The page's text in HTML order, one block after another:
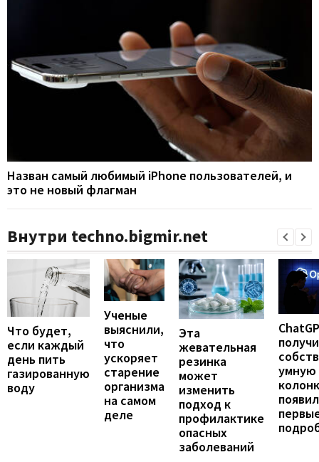
Назван самый любимый iPhone пользователей, и
это не новый флагман
Внутри techno.bigmir.net
Что будет,
если каждый
день пить
газированную
воду
Ученые
выяснили,
что
ускоряет
старение
организма
на самом
деле
Эта
жевательная
резинка
может
изменить
подход к
профилактике
опасных
заболеваний
умную